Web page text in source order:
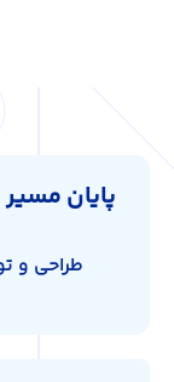
پایان
طراحی و